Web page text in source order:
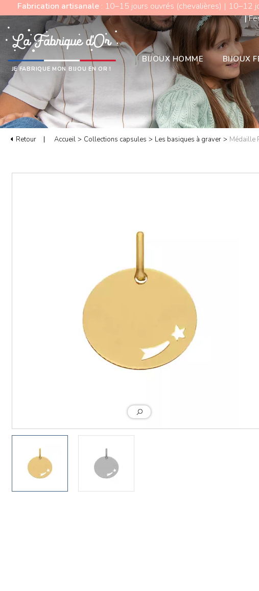
Fabrication artisanale: 10–15 jours ouvrés (chevalières) | 10–12
|
JE FABRIQUE MON BIJOU EN OR !
BIJOUX HOMME BIJOUX
Retour Accueil > Collections capsules > Les basiques à graver > Médaille